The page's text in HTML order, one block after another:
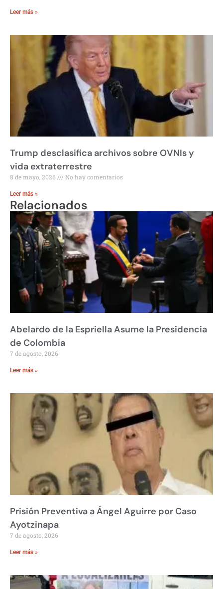
Leer más »
Trump desclasifica archivos sobre OVNIs y
vida extraterrestre
8 de mayo, 2026 No hay comentarios
Leer más »
Relacionados
Abelardo de la Espriella Asume la Presidencia
de Colombia
7 de agosto, 2026
Leer más »
Prisión Preventiva a Ángel Aguirre por Caso
Ayotzinapa
7 de agosto, 2026
Leer más »